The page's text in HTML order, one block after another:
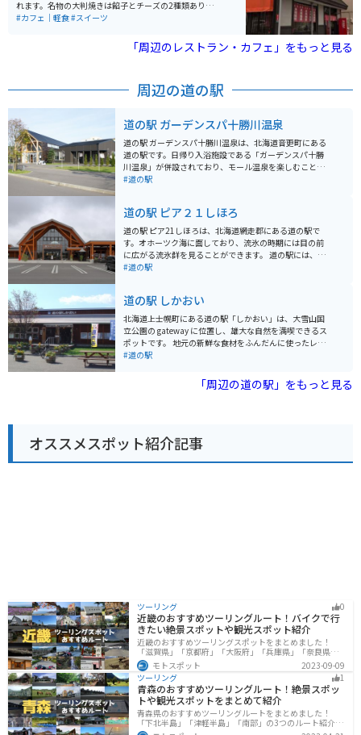
れます。名物の大判焼きは餡子とチーズの2種類あり、ど
ちらも美味しいです。小腹が空いている人には肉まんも
#カフェ｜軽食#スイーツ
「周辺のレストラン・カフェ」をもっと見る
周辺の道の駅
道の駅 ガーデンスパ十勝川温泉
道の駅 ガーデンスパ十勝川温泉は、北海道音更町にある
道の駅です。日帰り入浴施設である「ガーデンスパ十勝
川温泉」が併設されており、モール温泉を楽しむことが
できます。モール温泉は植物性の有機物を多く含む温泉
方の特産品を味わうことができます。特に、十勝産の小
麦を使ったパンやスイーツはおすすめです。バイクで訪
れる際は、広々とした駐車場があるので安心です。周辺
には、広大な畑が広がり、北海道らしい風景を楽しむこ
とができます。また、道の駅から少し足を延ばせば、然
#道の駅
道の駅 ピア２１しほろ
道の駅 ピア21しほろは、北海道網走郡にある道の駅で
す。オホーツク海に面しており、流氷の時期には目の前
に広がる流氷群を見ることができます。 道の駅には、レ
ストランや特産品販売所があり、地元の新鮮な海産物や
からオホーツク海を眺めることができます。周辺には、
濤沸湖や能取湖など、自然豊かな観光スポットが多く点
在しており、ツーリングの拠点としてもおすすめです。
春には広大な芝生の広場にタンポポが一面に咲き乱れ、
夏にはオホーツク海を望むキャンプ場でゆったりと過ご
#道の駅
道の駅 しかおい
北海道上士幌町にある道の駅「しかおい」は、大雪山国
立公園の gateway に位置し、雄大な自然を満喫できるス
ポットです。 地元の新鮮な食材をふんだんに使ったレス
トランでは、鹿肉料理やソフトクリームが人気です。 売
製品や、地元産の野菜や果物が並びます。 特に、ブラン
ド牛「十勝ハーブ牛」を使った商品はおすすめです。 道
やツーリングの拠点としても最適です。 バイクツーリン
グの場合、道の駅には広々とした駐車場が完備されてい
るので安心です。 周辺の道路は、信号が少なく、景色も
#道の駅
「周辺の道の駅」をもっと見る
オススメスポット紹介記事
ツーリング 0
近畿のおすすめツーリングルート！バイクで行
きたい絶景スポットや観光スポット紹介
近畿のおすすめツーリングスポットをまとめました！
「滋賀県」「京都府」「大阪府」「兵庫県」「奈良県」
「和歌山」の各県の観光地紹介します。自然豊かな山々
や湖、温泉地が点在し、四季折々の景色を楽しめるスポ
ットが多数あります。バイクで近畿にツーリングに行く
際は参考にしてください。
モトスポット
2023-09-09
ツーリング
1
青森のおすすめツーリングルート！絶景スポッ
トや観光スポットをまとめて紹介
青森県のおすすめツーリングルートをまとめました！
「下北半島」「津軽半島」「南部」の3つのルート紹介し
ます。自然に恵まれた風光明媚な景色や歴史文化に触れ